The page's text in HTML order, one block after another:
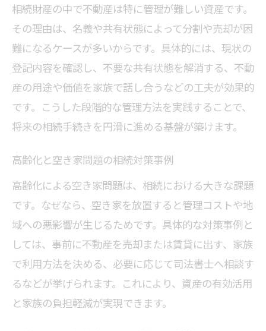
相続財産の中で不動産は特に管理が難しい資産です。
その理由は、名義や共有状態によって分割や売却が困
難になるケースが多いからです。具体的には、現状の
登記内容を確認し、不要な共有状態を解消する、不動
産の用途や価値を家族で話し合うなどの工夫が効果的
です。こうした段階的な管理方法を実践することで、
将来の相続手続きを円滑に進める基盤が築けます。
高齢化と空き家問題の相続対策事例
高齢化による空き家問題は、相続における大きな課題
です。なぜなら、空き家を放置すると管理コストや地
域への悪影響が生じるためです。具体的な対策事例と
しては、事前に不動産を売却または賃貸に出す、家族
で利用方法を決める、必要に応じて司法書士へ相談す
るなどが挙げられます。これにより、資産の有効活用
と家族の負担軽減が実現できます。